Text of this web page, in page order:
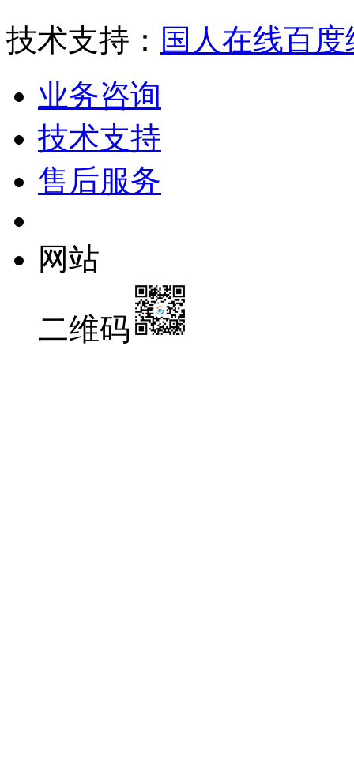
技术支持： 国人在线百度
业务咨询
技术支持
售后服务
网站
二维码